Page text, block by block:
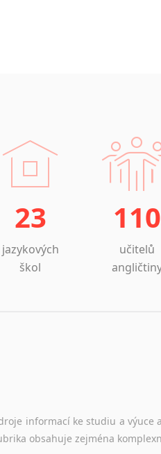
23
jazykových
škol
110
učitelů
informací ke studiu a výuce
obsahuje zejména